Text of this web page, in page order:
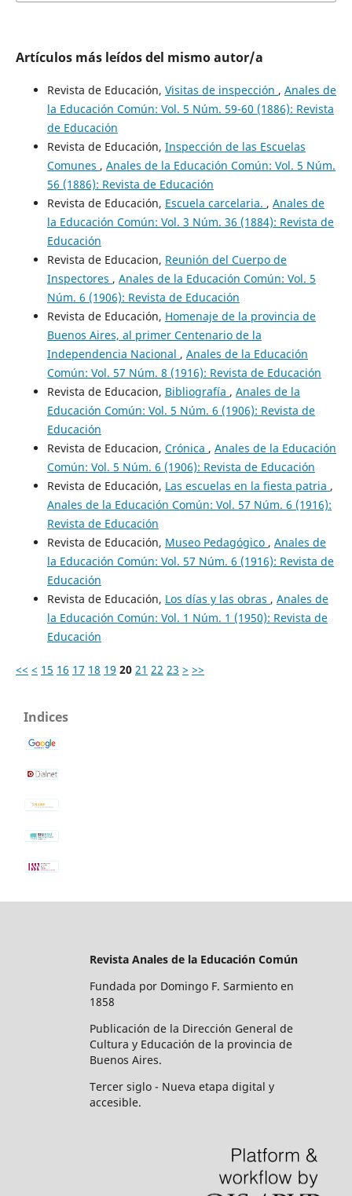
Artículos más leídos del mismo autor/a
Revista de Educación, Visitas de inspección , Anales de
la Educación Común: Vol. 5 Núm. 59-60 (1886): Revista
de Educación
Revista de Educación, Inspección de las Escuelas
Comunes , Anales de la Educación Común: Vol. 5 Núm.
56 (1886): Revista de Educación
Revista de Educación, Escuela carcelaria. , Anales de
la Educación Común: Vol. 3 Núm. 36 (1884): Revista de
Educación
Revista de Educacion, Reunión del Cuerpo de
Inspectores , Anales de la Educación Común: Vol. 5
Núm. 6 (1906): Revista de Educación
Revista de Educación, Homenaje de la provincia de
Buenos Aires, al primer Centenario de la
Independencia Nacional , Anales de la Educación
Común: Vol. 57 Núm. 8 (1916): Revista de Educación
Revista de Educacion, Bibliografía , Anales de la
Educación Común: Vol. 5 Núm. 6 (1906): Revista de
Educación
Revista de Educacion, Crónica , Anales de la Educación
Común: Vol. 5 Núm. 6 (1906): Revista de Educación
Revista de Educación, Las escuelas en la fiesta patria ,
Anales de la Educación Común: Vol. 57 Núm. 6 (1916):
Revista de Educación
Revista de Educación, Museo Pedagógico , Anales de
la Educación Común: Vol. 57 Núm. 6 (1916): Revista de
Educación
Revista de Educación, Los días y las obras , Anales de
la Educación Común: Vol. 1 Núm. 1 (1950): Revista de
Educación
<< < 15 16 17 18 19 20 21 22 23 > >>
Indices
Revista Anales de la Educación Común
Fundada por Domingo F. Sarmiento en
1858
Publicación de la Dirección General de
Cultura y Educación de la provincia de
Buenos Aires.
Tercer siglo - Nueva etapa digital y
accesible.